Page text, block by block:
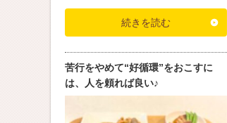
続きを読む
苦行をやめて“好循環”をおこすに
は、人を頼れば良い♪